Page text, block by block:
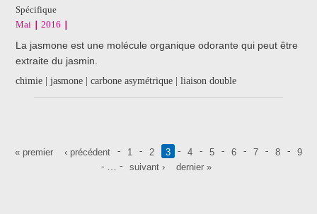
Spécifique
Mai
2016
La jasmone est une molécule organique odorante qui peut être
extraite du jasmin.
chimie | jasmone | carbone asymétrique | liaison double
Pages
« premier ‹ précédent 1 2 3 4 5 6 7 8 9
suivant › dernier »